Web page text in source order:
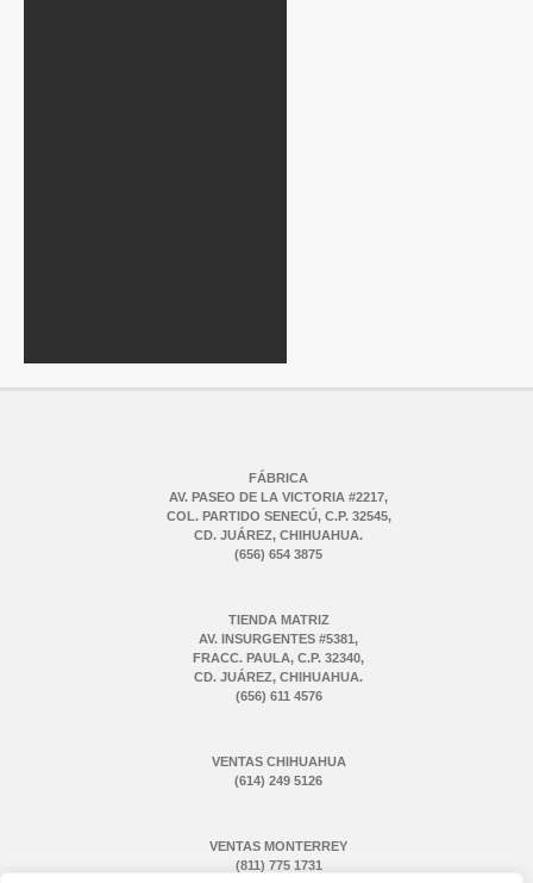
FÁBRICA
AV. PASEO DE LA VICTORIA #2217,
COL. PARTIDO SENECÚ, C.P. 32545,
CD. JUÁREZ, CHIHUAHUA.
(656) 654 3875
TIENDA MATRIZ
AV. INSURGENTES #5381,
FRACC. PAULA, C.P. 32340,
CD. JUÁREZ, CHIHUAHUA.
(656) 611 4576
VENTAS CHIHUAHUA
(614) 249 5126
VENTAS MONTERREY
(811) 775 1731